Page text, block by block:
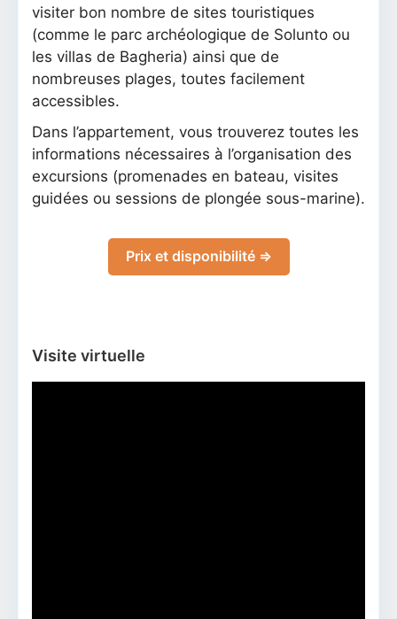
visiter bon nombre de sites touristiques
(comme le parc archéologique de Solunto ou
les villas de Bagheria) ainsi que de
nombreuses plages, toutes facilement
accessibles.
Dans l’appartement, vous trouverez toutes les
informations nécessaires à l’organisation des
excursions (promenades en bateau, visites
guidées ou sessions de plongée sous-marine).
Prix et disponibilité ⇒
Visite virtuelle